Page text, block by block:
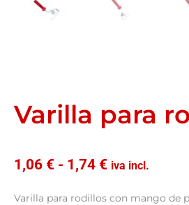
Varilla para
1,06 € - 1,74 €Rango
precios:
iva incl.
Varilla para rodillos con mango de